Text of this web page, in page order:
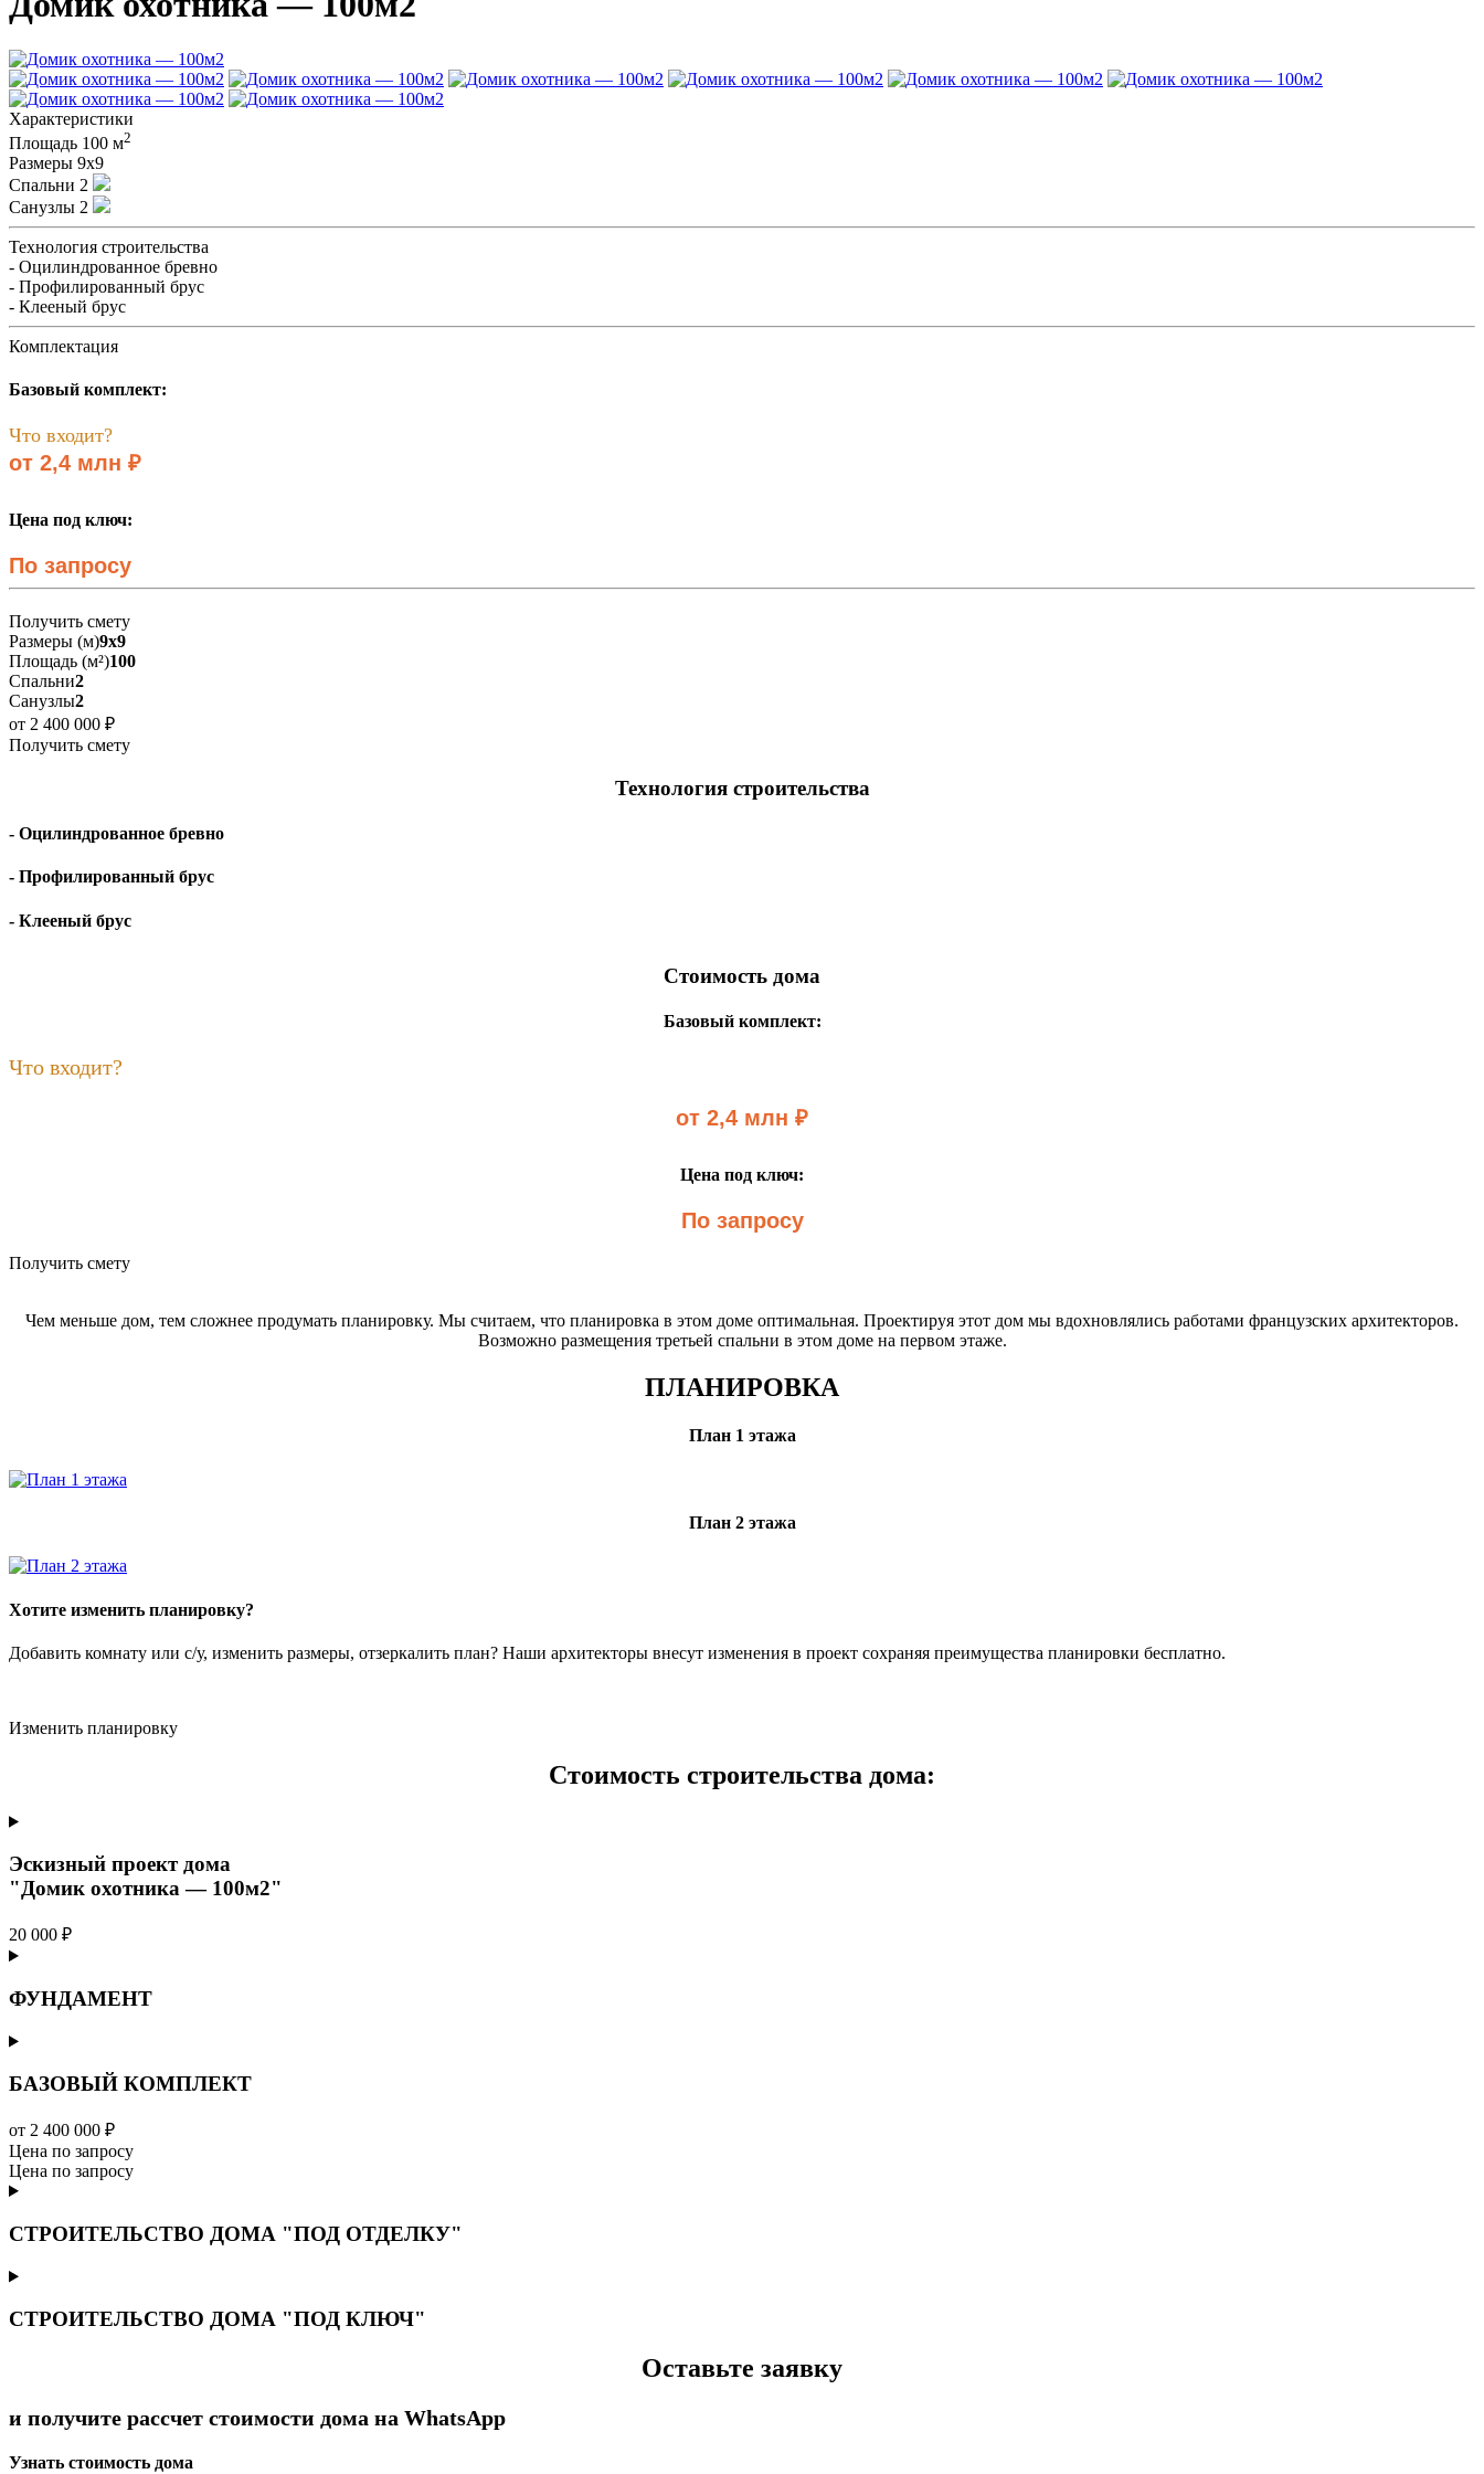
Характеристики
Площадь 100 м2
Размеры 9х9
Спальни 2
Санузлы 2
Технология строительства
- Оцилиндрованное бревно
- Профилированный брус
- Клееный брус
Комплектация
Базовый комплект:
Что входит?
от 2,4 млн ₽
Цена под ключ:
По запросу
Получить смету
Размеры (м)9х9
Площадь (м²)100
Спальни2
Санузлы2
от 2 400 000 ₽
Получить смету
Технология строительства
- Оцилиндрованное бревно
- Профилированный брус
- Клееный брус
Стоимость дома
Базовый комплект:
Что входит?
от 2,4 млн ₽
Цена под ключ:
По запросу
Получить смету
Чем меньше дом, тем сложнее продумать планировку. Мы считаем, что планировка в этом доме оптимальная. Проектируя этот дом мы вдохновлялись работами французских архитекторов.
Возможно размещения третьей спальни в этом доме на первом этаже.
ПЛАНИРОВКА
План 1 этажа
План 2 этажа
Хотите изменить планировку?
Добавить комнату или с/у, изменить размеры, отзеркалить план? Наши архитекторы внесут изменения в проект сохраняя преимущества планировки бесплатно.
Изменить планировку
Стоимость строительства дома:
Эскизный проект дома
"Домик охотника — 100м2"
20 000 ₽
ФУНДАМЕНТ
БАЗОВЫЙ КОМПЛЕКТ
от 2 400 000 ₽
Цена по запросу
Цена по запросу
СТРОИТЕЛЬСТВО ДОМА "ПОД ОТДЕЛКУ"
СТРОИТЕЛЬСТВО ДОМА "ПОД КЛЮЧ"
Оставьте заявку
и получите рассчет стоимости дома на WhatsApp
Узнать стоимость дома